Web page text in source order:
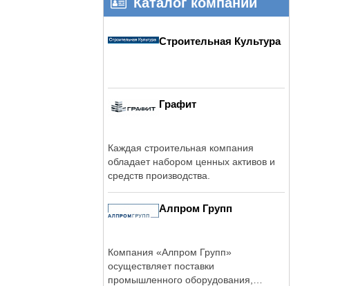
Строительная Культура
Графит
Каждая строительная компания
обладает набором ценных активов и
средств производства.
Алпром Групп
Компания «Алпром Групп»
осуществляет поставки
промышленного оборудования,